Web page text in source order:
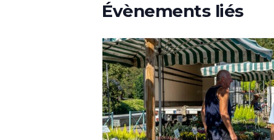
Évènements liés